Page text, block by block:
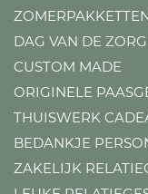
DAG VAN DE
CUSTOM MADE
ORIGINELE
THUISWERK
BEDANKJE
ZAKELIJK